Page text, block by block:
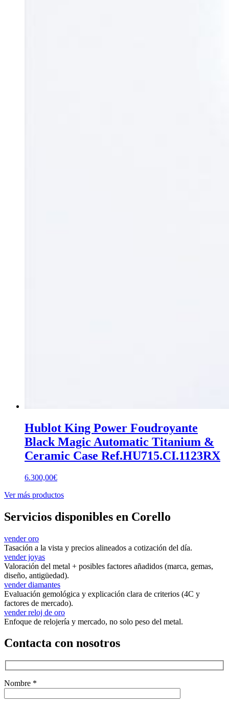
Hublot King Power Foudroyante
Black Magic Automatic Titanium &
Ceramic Case Ref.HU715.CI.1123RX
6.300,00€
Ver más productos
Servicios disponibles en Corello
vender oro
Tasación a la vista y precios alineados a cotización del día.
vender joyas
Valoración del metal + posibles factores añadidos (marca, gemas,
diseño, antigüedad).
vender diamantes
Evaluación gemológica y explicación clara de criterios (4C y
factores de mercado).
vender reloj de oro
Enfoque de relojería y mercado, no solo peso del metal.
Contacta con nosotros
Nombre *